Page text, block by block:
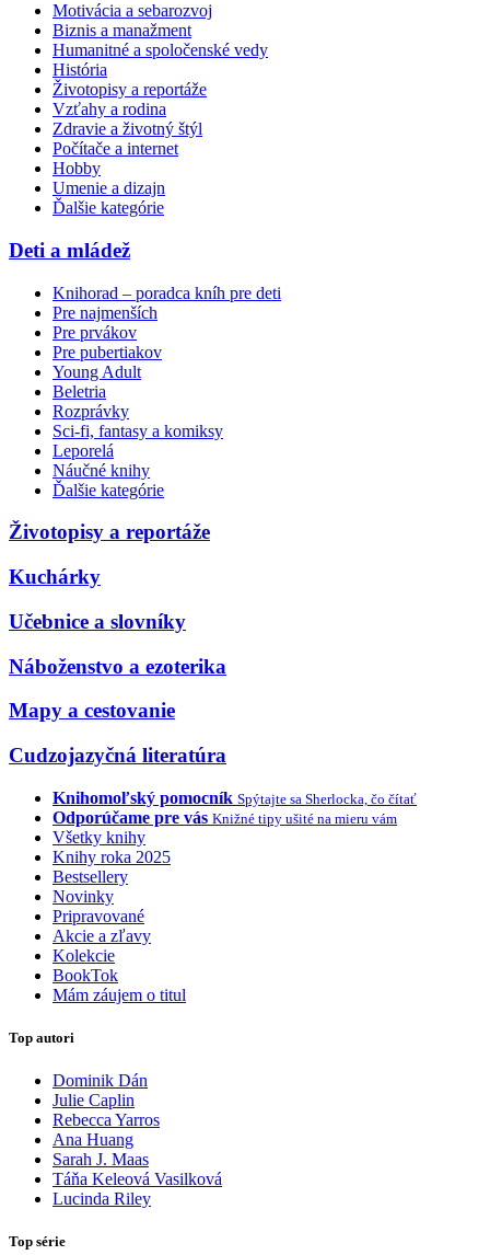
Motivácia a sebarozvoj
Biznis a manažment
Humanitné a spoločenské vedy
História
Životopisy a reportáže
Vzťahy a rodina
Zdravie a životný štýl
Počítače a internet
Hobby
Umenie a dizajn
Ďalšie kategórie
Deti a mládež
Knihorad – poradca kníh pre deti
Pre najmenších
Pre prvákov
Pre pubertiakov
Young Adult
Beletria
Rozprávky
Sci-fi, fantasy a komiksy
Leporelá
Náučné knihy
Ďalšie kategórie
Životopisy a reportáže
Kuchárky
Učebnice a slovníky
Náboženstvo a ezoterika
Mapy a cestovanie
Cudzojazyčná literatúra
Knihomoľský pomocník Spýtajte sa Sherlocka, čo čítať
Odporúčame pre vás Knižné tipy ušité na mieru vám
Všetky knihy
Knihy roka 2025
Bestsellery
Novinky
Pripravované
Akcie a zľavy
Kolekcie
BookTok
Mám záujem o titul
Top autori
Dominik Dán
Julie Caplin
Rebecca Yarros
Ana Huang
Sarah J. Maas
Táňa Keleová Vasilková
Lucinda Riley
Top série